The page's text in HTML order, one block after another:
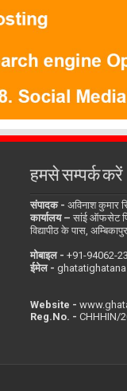
हमसे सम्पर्क करें
संपादक -अविनाश कुमार
कार्यालय –सांई ऑफसेट
विद्यापीठ के पास,
मोबाइल - ‪+91-94062-
ईमेल -
Website -
Reg.No. -CHHHIN/